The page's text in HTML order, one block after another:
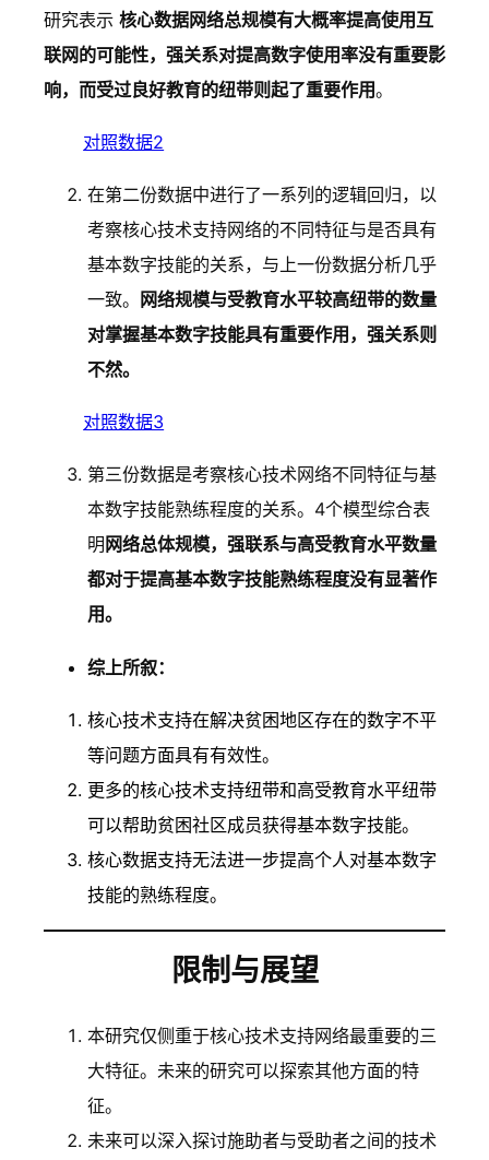
研究表示 核心数据网络总规模有大概率提高使用互
联网的可能性，强关系对提高数字使用率没有重要影
响，而受过良好教育的纽带则起了重要作用。
对照数据2
在第二份数据中进行了一系列的逻辑回归，以
考察核心技术支持网络的不同特征与是否具有
基本数字技能的关系，与上一份数据分析几乎
一致。
网络规模与受教育水平较高纽带的数量
对掌握基本数字技能具有重要作用，强关系则
不然。
对照数据3
第三份数据是考察核心技术网络不同特征与基
本数字技能熟练程度的关系。4个模型综合表
明 网络总体规模，强联系与高受教育水平数量
都对于提高基本数字技能熟练程度没有显著作
用。
综上所叙：
核心技术支持在解决贫困地区存在的数字不平
等问题方面具有有效性。
更多的核心技术支持纽带和高受教育水平纽带
可以帮助贫困社区成员获得基本数字技能。
核心数据支持无法进一步提高个人对基本数字
技能的熟练程度。
限制与展望
本研究仅侧重于核心技术支持网络最重要的三
大特征。未来的研究可以探索其他方面的特
征。
未来可以深入探讨施助者与受助者之间的技术